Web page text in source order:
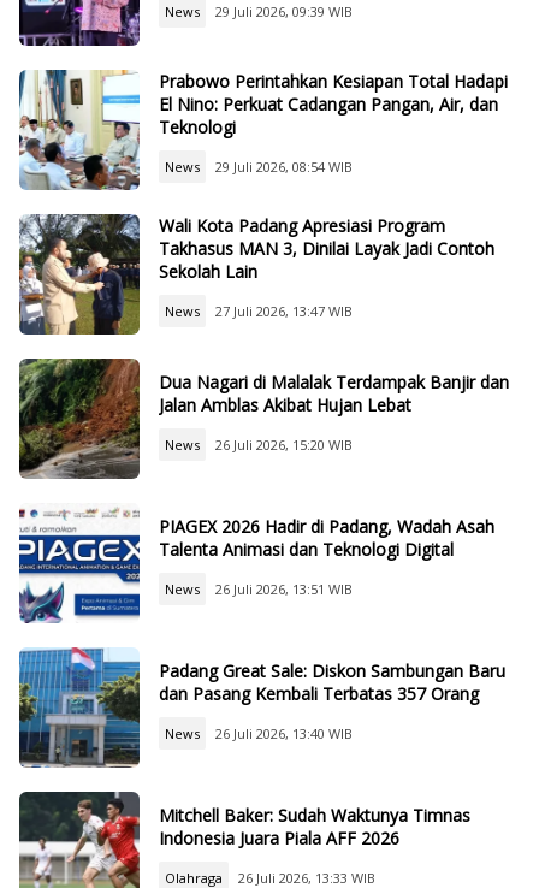
News 29 Juli 2026, 09:39 WIB
Prabowo Perintahkan Kesiapan Total Hadapi
El Nino: Perkuat Cadangan Pangan, Air, dan
Teknologi
News 29 Juli 2026, 08:54 WIB
Wali Kota Padang Apresiasi Program
Takhasus MAN 3, Dinilai Layak Jadi Contoh
Sekolah Lain
News 27 Juli 2026, 13:47 WIB
Dua Nagari di Malalak Terdampak Banjir dan
Jalan Amblas Akibat Hujan Lebat
News 26 Juli 2026, 15:20 WIB
PIAGEX 2026 Hadir di Padang, Wadah Asah
Talenta Animasi dan Teknologi Digital
News 26 Juli 2026, 13:51 WIB
Padang Great Sale: Diskon Sambungan Baru
dan Pasang Kembali Terbatas 357 Orang
News 26 Juli 2026, 13:40 WIB
Mitchell Baker: Sudah Waktunya Timnas
Indonesia Juara Piala AFF 2026
Olahraga 26 Juli 2026, 13:33 WIB